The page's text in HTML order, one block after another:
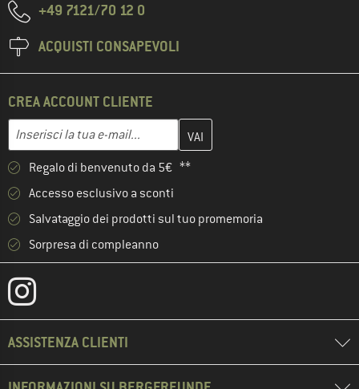
+49 7121/70 12 0
ACQUISTI CONSAPEVOLI
CREA ACCOUNT CLIENTE
Indirizzo e-mail
Inserisci qui il tuo indirizzo e-mail e crea il tuo account cliente
Regalo di benvenuto da 5€ **
Accesso esclusivo a sconti
Salvataggio dei prodotti sul tuo promemoria
Sorpresa di compleanno
ASSISTENZA CLIENTI